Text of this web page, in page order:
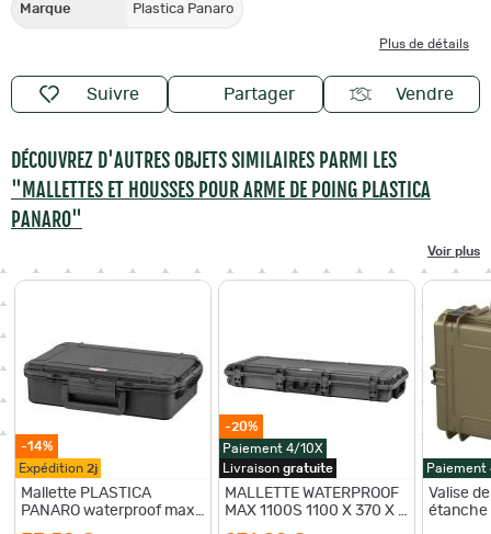
Marque Plastica Panaro
Plus de détails
Suivre Partager Vendre
DÉCOUVREZ D'AUTRES OBJETS SIMILAIRES PARMI LES
"MALLETTES ET HOUSSES POUR ARME DE POING PLASTICA
PANARO"
Voir plus
-14%
Expédition 2j
Mallette PLASTICA
PANARO waterproof max
-20%
Paiement 4/10X
Livraison gratuite
MALLETTE WATERPROOF
MAX 1100S 1100 X 370 X H
Paiement
Valise
étanche